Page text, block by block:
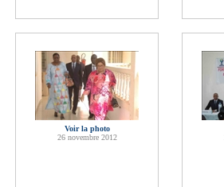
Voir la photo
26 novembre 2012